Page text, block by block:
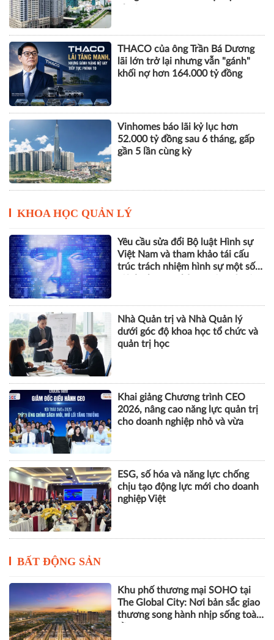
THACO của ông Trần Bá Dương
lãi lớn trở lại nhưng vẫn "gánh"
khối nợ hơn 164.000 tỷ đồng
Vinhomes báo lãi kỷ lục hơn
52.000 tỷ đồng sau 6 tháng, gấp
gần 5 lần cùng kỳ
KHOA HỌC QUẢN LÝ
Yêu cầu sửa đổi Bộ luật Hình sự
Việt Nam và tham khảo tái cấu
trúc trách nhiệm hình sự một số
Nhà Quản trị và Nhà Quản lý
dưới góc độ khoa học tổ chức và
quản trị học
Khai giảng Chương trình CEO
2026, nâng cao năng lực quản trị
cho doanh nghiệp nhỏ và vừa
ESG, số hóa và năng lực chống
chịu tạo động lực mới cho doanh
nghiệp Việt
BẤT ĐỘNG SẢN
Khu phố thương mại SOHO tại
The Global City: Nơi bản sắc giao
thương song hành nhịp sống toàn